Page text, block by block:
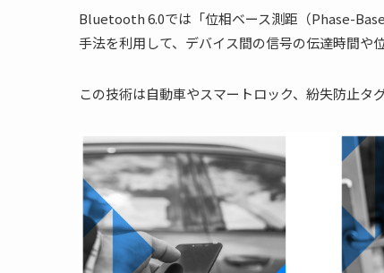
Bluetooth 6.0では「位相ベース測距（Phase-
手法を利用して、デバイス間の信号の伝達時間や
この技術は自動車やスマートロック、紛失防止タ